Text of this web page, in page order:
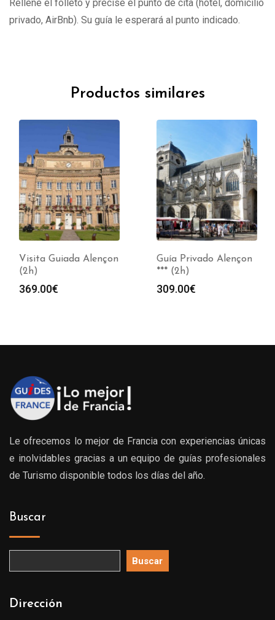
Rellene el folleto y precise el punto de cita (hotel, domicilio
privado, AirBnb). Su guía le esperará al punto indicado.
Productos similares
Visita Guiada Alençon
(2h)
369.00€
Guía Privado Alençon
*** (2h)
309.00€
Le ofrecemos lo mejor de Francia con experiencias únicas
e inolvidables gracias a un equipo de guías profesionales
de Turismo disponible todos los días del año.
Buscar
Buscar
Dirección